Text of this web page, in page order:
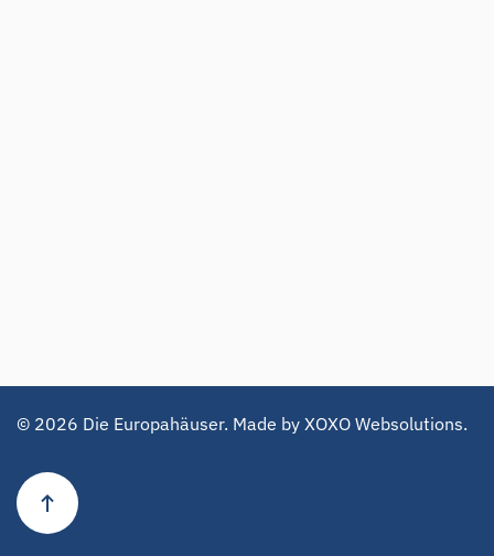
© 2026 Die Europahäuser. Made by XOXO Websolutions.